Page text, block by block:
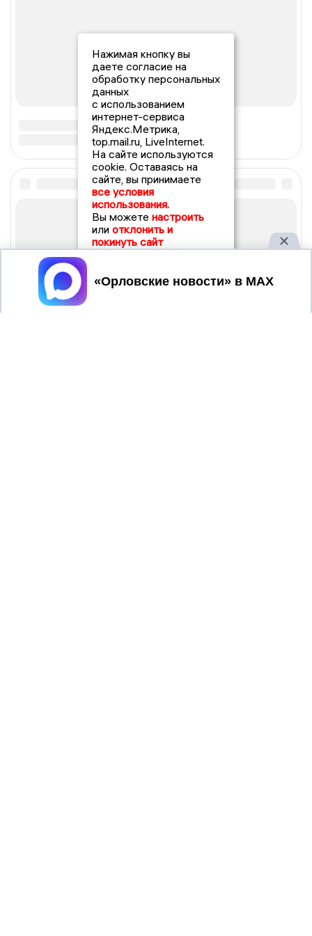
Нажимая кнопку вы
даете согласие на
обработку персональных
данных
с использованием
интернет-сервиса
Яндекс.Метрика,
top.mail.ru, LiveInternet.
На сайте используются
cookie. Оставаясь на
сайте, вы принимаете
все условия
использования.
Вы можете настроить
или отклонить и
покинуть сайт
Принять